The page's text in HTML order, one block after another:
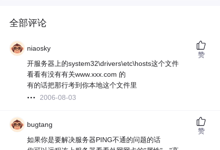
全部评论
niaosky
开服务器上的system32\drivers\etc\hosts这个文件
看看有没有有关www.xxx.com 的
有的话把那行考到你本地这个文件里
2006-08-03
赞
bugtang
如果你是要解决服务器PING不通的问题的话
赞